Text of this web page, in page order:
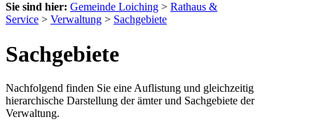
Sie sind hier: Gemeinde Loiching > Rathaus &
Service > Verwaltung > Sachgebiete
Sachgebiete
Nachfolgend finden Sie eine Auflistung und gleichzeitig
hierarchische Darstellung der ämter und Sachgebiete der
Verwaltung.